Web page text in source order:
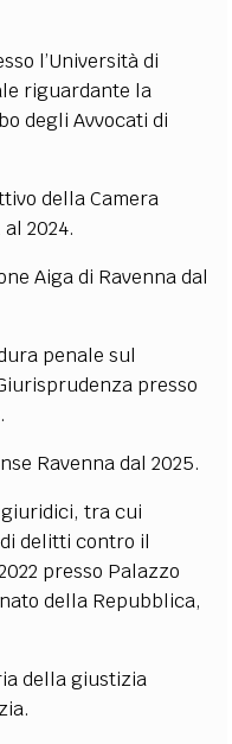
PUBBLICITÀ CONTATTI
l’Università di
riguardante la
degli Avvocati di
della Camera
2024.
Aiga di Ravenna dal
penale sul
presso
Ravenna dal 2025.
tra cui
delitti contro il
presso Palazzo
della Repubblica,
della giustizia